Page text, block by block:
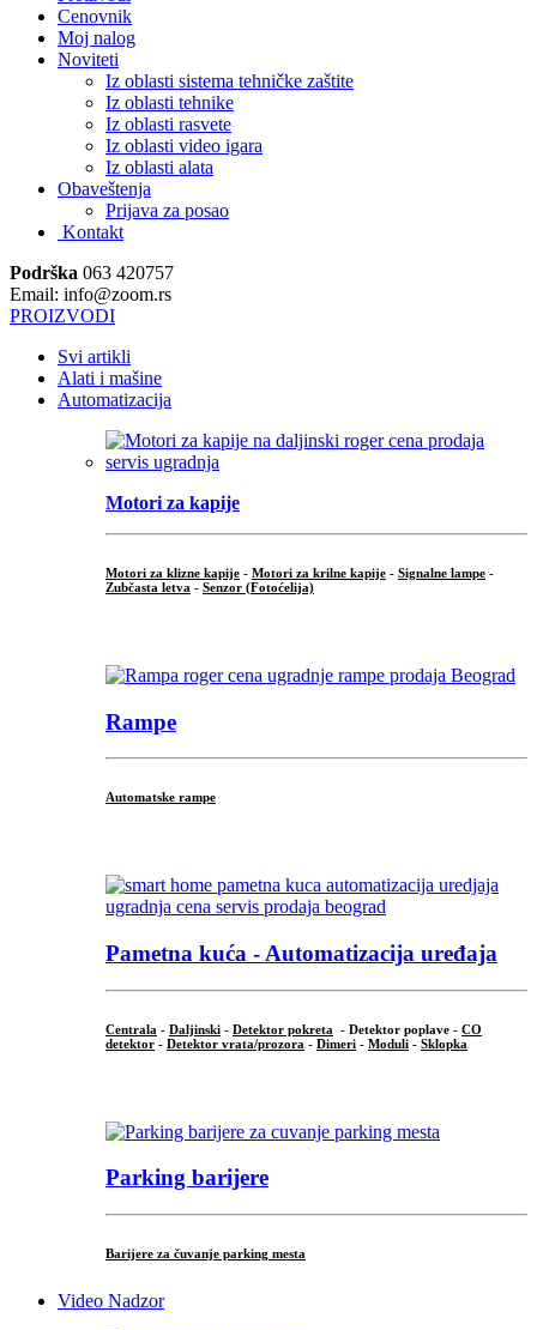
Cenovnik
Moj nalog
Noviteti
Iz oblasti sistema tehničke zaštite
Iz oblasti tehnike
Iz oblasti rasvete
Iz oblasti video igara
Iz oblasti alata
Obaveštenja
Prijava za posao
Kontakt
Podrška 063 420757
Email: info@zoom.rs
PROIZVODI
Svi artikli
Alati i mašine
Automatizacija
Motori za kapije
Motori za klizne kapije - Motori za krilne kapije - Signalne lampe -
Zubčasta letva - Senzor (Fotoćelija)
Rampe
Automatske rampe
Pametna kuća - Automatizacija uređaja
Centrala - Daljinski - Detektor pokreta - Detektor poplave - CO
detektor - Detektor vrata/prozora - Dimeri - Moduli - Sklopka
Parking barijere
Barijere za čuvanje parking mesta
Video Nadzor